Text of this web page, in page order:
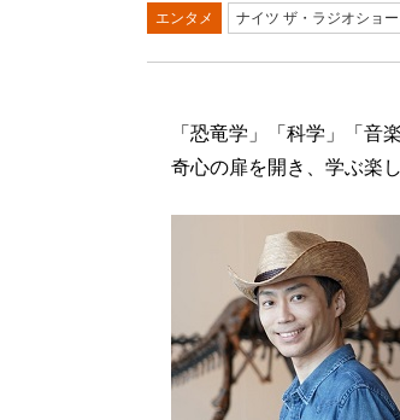
エンタメ ナイツ ザ・ラジオショー
「恐竜学」「科学」「音
奇心の扉を開き、学ぶ楽